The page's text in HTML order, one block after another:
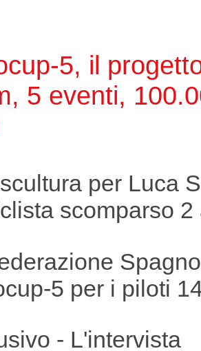
5, il
5 eventi,
per Luca
scomparso 2
5 per i piloti
- L'intervista